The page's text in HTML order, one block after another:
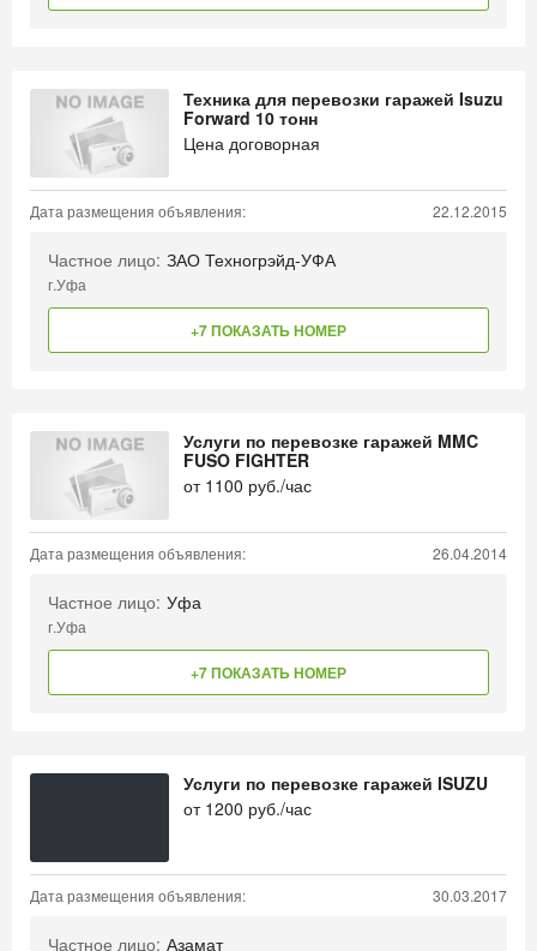
Техника для перевозки гаражей Isuzu
Forward 10 тонн
Цена договорная
Дата размещения объявления: 22.12.2015
Частное лицо: ЗАО Техногрэйд-УФА
г.Уфа
+7 ПОКАЗАТЬ НОМЕР
Услуги по перевозке гаражей MMC
FUSO FIGHTER
от 1100 руб./час
Дата размещения объявления: 26.04.2014
Частное лицо: Уфа
г.Уфа
+7 ПОКАЗАТЬ НОМЕР
Услуги по перевозке гаражей ISUZU
от 1200 руб./час
Дата размещения объявления: 30.03.2017
Частное лицо: Азамат